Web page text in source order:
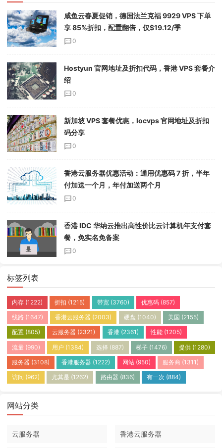
咸鱼云春夏促销，德国法兰克福 9929 VPS 下单
享 85%折扣，配置翻倍，仅$19.12/季
0
Hostyun 官网地址及折扣代码，香港 VPS 套餐介
绍
0
新加坡 VPS 套餐优惠，locvps 官网地址及折扣
码分享
0
香港云服务器优惠活动：通用优惠码 7 折，半年
付加送一个月，年付加送两个月
0
香港 IDC 华纳云推出高性价比云计算机年支付套
餐，免实名免备案
0
标签列表
内存 (1222) 折扣 (1215) 带宽(3760) 优惠码(857)
线路 (1647) 香港云服务器 (2003) 硬盘 (1040) 美国 (2155)
配置 (805) 云服务器 (2321) 香港(2361) 性能(1205)
流量 (990) 用户 (1384) 选择 (887) 梯子(1476) 提供 (1280)
服务器 (3108) 香港服务器 (1222) 网站(950) 服务商(1311)
访问 (962) 尤其是 (1262) 路由器 (836) 有一次 (884)
网站分类
云服务器 香港云服务器